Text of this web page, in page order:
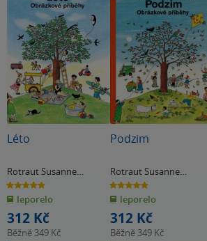
Léto
Rotraut Susanne
Bernerová
4.9
z
5
hvězdiček
leporelo
312 Kč
Běžně 349 Kč
Podzim
Rotraut Susanne
Bernerová
5.0
z
5
hvězdiček
leporelo
312 Kč
Běžně 349 Kč